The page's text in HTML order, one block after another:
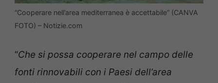
“Cooperare nell’area mediterranea è accettabile” (CANVA
FOTO) – Notizie.com
“Che si possa cooperare nel campo delle
fonti rinnovabili con i Paesi dell’area